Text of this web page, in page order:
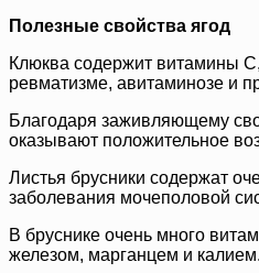
Полезные свойства ягод
Клюква содержит витамины
ревматизме, авитаминозе и
Благодаря заживляющему
оказывают положительное
Листья брусники содержат
заболевания мочеполовой
В бруснике очень много
железом, марганцем и